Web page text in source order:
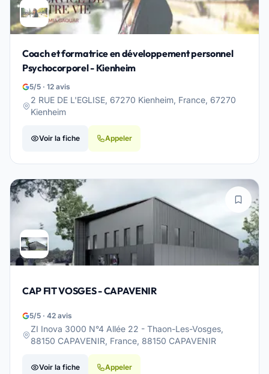
Coach et formatrice en développement personnel
Psychocorporel - Kienheim
5/5 · 12 avis
2 RUE DE L'EGLISE, 67270 Kienheim, France, 67270
Kienheim
Voir la fiche Appeler
CAP FIT VOSGES - CAPAVENIR
5/5 · 42 avis
ZI Inova 3000 N°4 Allée 22 - Thaon-Les-Vosges,
88150 CAPAVENIR, France, 88150 CAPAVENIR
Voir la fiche Appeler